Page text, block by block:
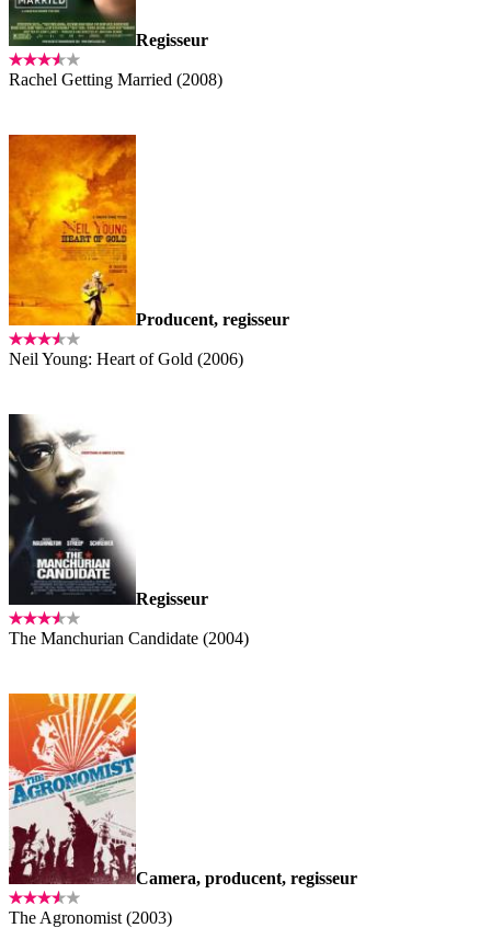
Regisseur
Rachel Getting Married (2008)
Producent, regisseur
Neil Young: Heart of Gold (2006)
Regisseur
The Manchurian Candidate (2004)
Camera, producent, regisseur
The Agronomist (2003)